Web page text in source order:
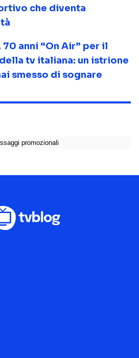
che diventa
anni “On Air” per il
tv italiana: un istrione
smesso di sognare